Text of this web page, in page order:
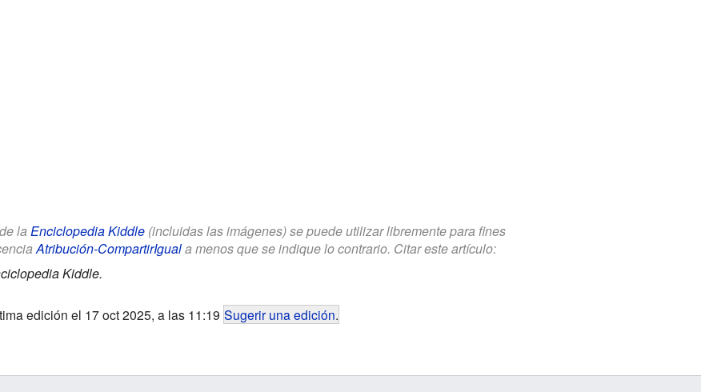
la Enciclopedia Kiddle(incluidas las imágenes) se puede utilizar libremente para fines
Atribución-CompartirIguala menos que se indique lo contrario. Citar este artículo:
Kiddle.
edición el 17 oct 2025, a las 11:19 Sugerir una edición.